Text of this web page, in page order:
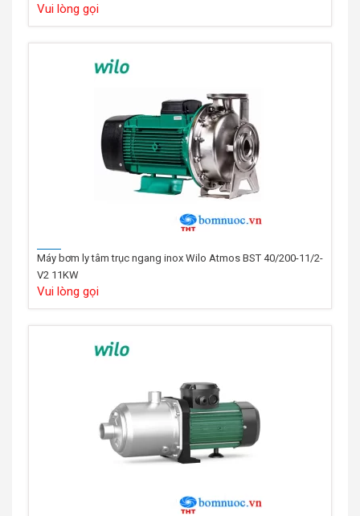
Vui lòng gọi
Máy bơm ly tâm trục ngang inox Wilo Atmos BST 40/200-11/2-
V2 11KW
Vui lòng gọi